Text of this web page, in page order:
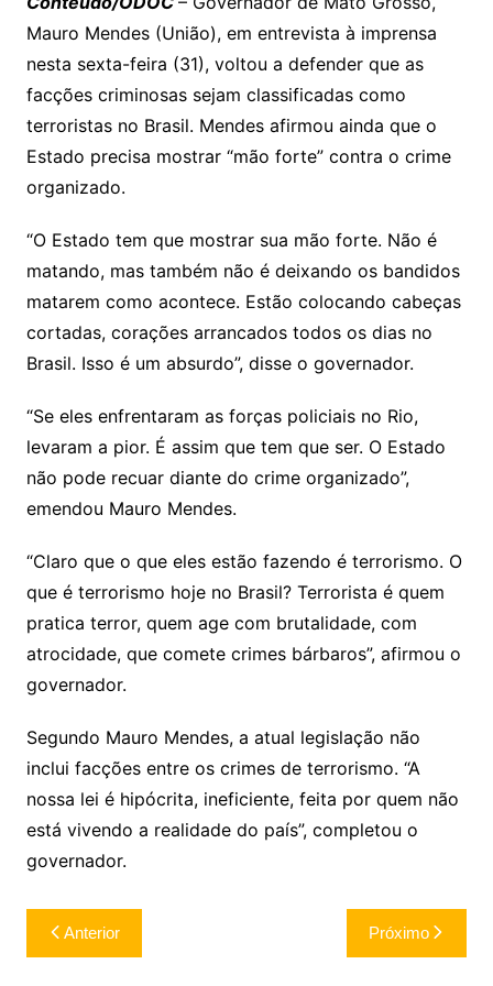
Li
n
k
A
p
p
a
m
dI
n
e
Cl
a
s
o
m
s
s
a
g
e
lo
o
k.
c
o
m
y
p
e
h
o
o
M
ai
e
a
d
s
ai
l
ar
e
Mauro Mendes (União), em entrevista à imprensa
nesta sexta-feira (31), voltou a defender que as
facções criminosas sejam classificadas como
terroristas no Brasil. Mendes afirmou ainda que o
Estado precisa mostrar “mão forte” contra o crime
organizado.
“O Estado tem que mostrar sua mão forte. Não é
matando, mas também não é deixando os bandidos
matarem como acontece. Estão colocando cabeças
cortadas, corações arrancados todos os dias no
Brasil. Isso é um absurdo”, disse o governador.
“Se eles enfrentaram as forças policiais no Rio,
levaram a pior. É assim que tem que ser. O Estado
não pode recuar diante do crime organizado”,
emendou Mauro Mendes.
“Claro que o que eles estão fazendo é terrorismo. O
que é terrorismo hoje no Brasil? Terrorista é quem
pratica terror, quem age com brutalidade, com
atrocidade, que comete crimes bárbaros”, afirmou o
governador.
Segundo Mauro Mendes, a atual legislação não
inclui facções entre os crimes de terrorismo. “A
nossa lei é hipócrita, ineficiente, feita por quem não
está vivendo a realidade do país”, completou o
governador.
Navegação
de
Anterior Próximo